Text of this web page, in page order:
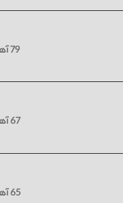
79 آهنگ
67 آهنگ
65 آهنگ